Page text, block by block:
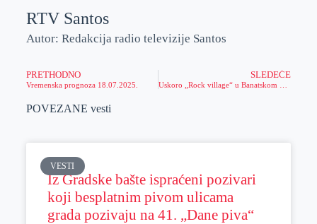
RTV Santos
Autor: Redakcija radio televizije Santos
PRETHODNO
Vremenska prognoza 18.07.2025.
SLEDEĆE
POVEZANE vesti
VESTI
Iz Gradske bašte ispraćeni pozivari
koji besplatnim pivom ulicama
grada pozivaju na 41. „Dane piva“